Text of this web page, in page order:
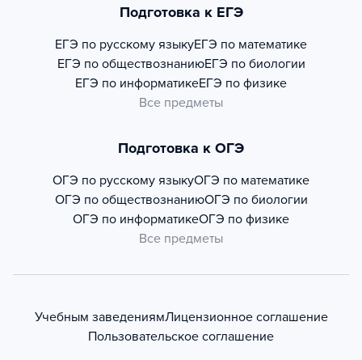
Подготовка к ЕГЭ
ЕГЭ по русскому языкуЕГЭ по математике
ЕГЭ по обществознаниюЕГЭ по биологии
ЕГЭ по информатикеЕГЭ по физике
Все предметы
Подготовка к ОГЭ
ОГЭ по русскому языкуОГЭ по математике
ОГЭ по обществознаниюОГЭ по биологии
ОГЭ по информатикеОГЭ по физике
Все предметы
Учебным заведениямЛицензионное соглашение
Пользовательское соглашение